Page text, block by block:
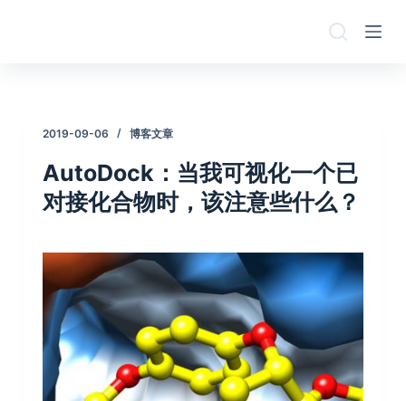
2019-09-06 博客文章
AutoDock：当我可视化一个已
对接化合物时，该注意些什么？